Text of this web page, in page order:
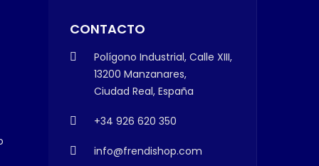
CONTACTO
Polígono Industrial, Calle XIII,
13200 Manzanares,
Ciudad Real, España
+34 926 620 350
info@frendishop.com